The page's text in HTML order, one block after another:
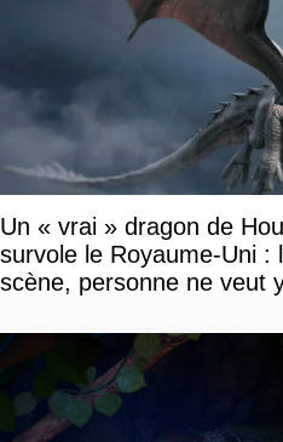
Un « vrai » dragon de
survole le Royaume-Uni :
scène, personne ne veut